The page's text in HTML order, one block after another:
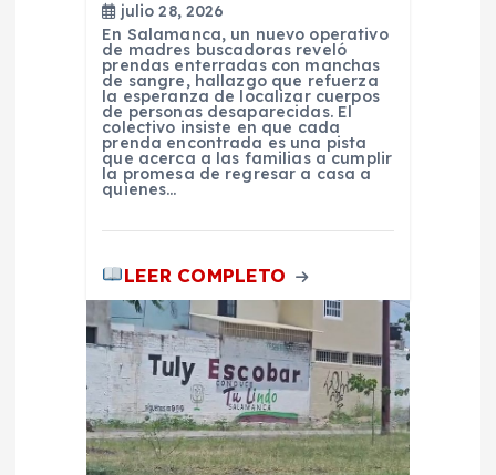
julio 28, 2026
En Salamanca, un nuevo operativo
de madres buscadoras reveló
prendas enterradas con manchas
de sangre, hallazgo que refuerza
la esperanza de localizar cuerpos
de personas desaparecidas. El
colectivo insiste en que cada
prenda encontrada es una pista
que acerca a las familias a cumplir
la promesa de regresar a casa a
quienes…
LEER COMPLETO